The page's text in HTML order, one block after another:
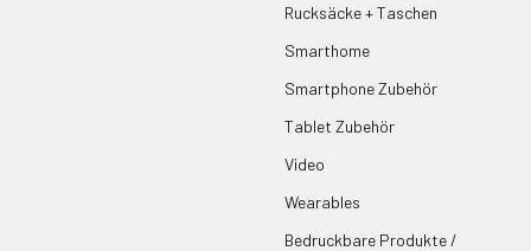
Rucksäcke + Taschen
Smarthome
Smartphone Zubehör
Tablet Zubehör
Video
Wearables
Bedruckbare Produkte /